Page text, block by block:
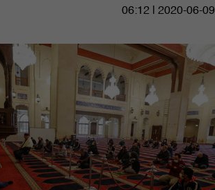
06:12 | 2020-06-09